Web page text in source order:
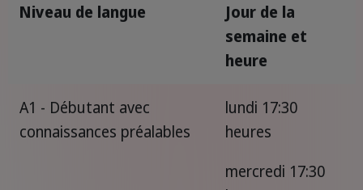
Niveau de langue
Jour de la
semaine et
heure
A1 - Débutant avec
connaissances préalables
lundi 17:30
heures
mercredi 17:30